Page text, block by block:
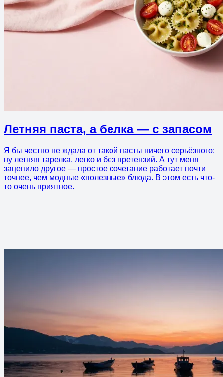
Летняя паста, а белка — с запасом
Я бы честно не ждала от такой пасты ничего серьёзного:
ну летняя тарелка, легко и без претензий. А тут меня
зацепило другое — простое сочетание работает почти
точнее, чем модные «полезные» блюда. В этом есть что-
то очень приятное.